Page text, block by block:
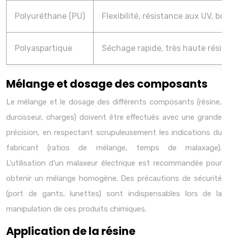
Polyuréthane (PU) Flexibilité, résistance aux UV,
Polyaspartique Séchage rapide, très haute
Mélange et dosage des composants
Le mélange et le dosage des différents composants (résine,
durcisseur, charges) doivent être effectués avec une grande
précision, en respectant scrupuleusement les indications du
fabricant (ratios de mélange, temps de malaxage).
L’utilisation d’un malaxeur électrique est recommandée pour
obtenir un mélange homogène. Des précautions de sécurité
(port de gants, lunettes) sont indispensables lors de la
manipulation de ces produits chimiques.
Application de la résine